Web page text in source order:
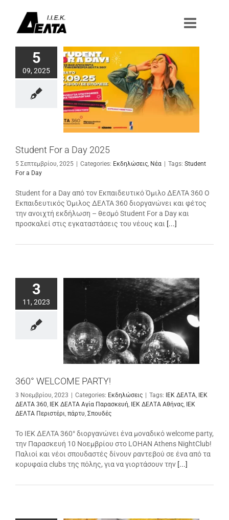
περιεχόμενο
5
09, 2025
Student For a Day 2025
5 Σεπτεμβρίου, 2025 | Categories: Εκδηλώσεις Νέα | Tags: Student
For a Day
Student for a Day από τον Εκπαιδευτικό Όμιλο ΔΕΛΤΑ 360 Ο
Εκπαιδευτικός Όμιλος ΔΕΛΤΑ 360 διοργανώνει και φέτος
την ανοιχτή εκδήλωση – θεσμό Student For a Day και
προσκαλεί στις εγκαταστάσεις του νέους και [...]
3
11, 2023
360° WELCOME PARTY!
3 Νοεμβρίου, 2023 | Categories: Εκδηλώσεις | Tags: ΙΕΚ ΔΕΛΤΑ ΙΕΚ
ΔΕΛΤΑ 360 ΙΕΚ ΔΕΛΤΑ Αγία Παρασκευή ΙΕΚ ΔΕΛΤΑ Αθήνας ΙΕΚ
ΔΕΛΤΑ Περιστέρι πάρτυ Σπουδές
Το ΙΕΚ ΔΕΛΤΑ 360° διοργανώνει ένα μοναδικό welcome party,
την Παρασκευή 10 Νοεμβρίου στο LOHAN Athens NightClub!
Παλιοί και νέοι σπουδαστές δίνουν ραντεβού σε ένα από τα
κορυφαία clubs της πόλης, για να γιορτάσουν την [...]